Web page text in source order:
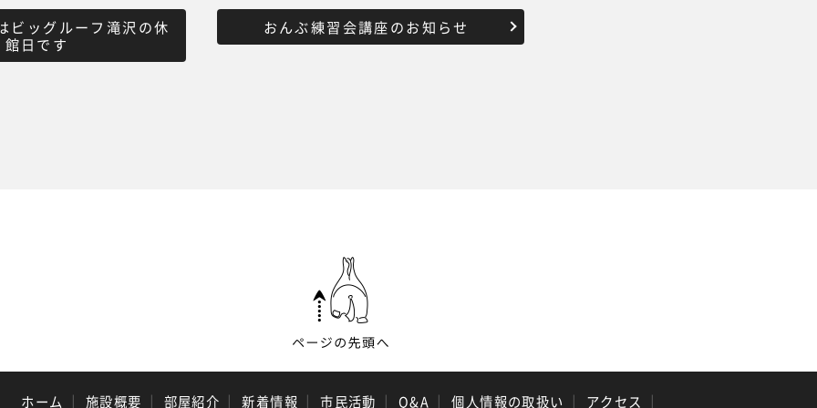
ビッグルーフ滝沢の休
館日です
おんぶ練習会講座のお知らせ
ホーム ｜ 施設概要 ｜ 部屋紹介 ｜ 新着情報 ｜ 市民活動 ｜ Q&A ｜ 個人情報の取扱い ｜ アクセス ｜